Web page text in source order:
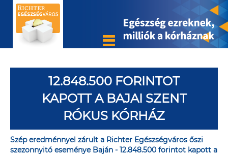
12.848.500 FORINTOT
KAPOTT A BAJAI SZENT
RÓKUS KÓRHÁZ
Szép eredménnyel zárult a Richter Egészségváros őszi
szezonnyitó eseménye Baján - 12.848.500 forintot kapott a